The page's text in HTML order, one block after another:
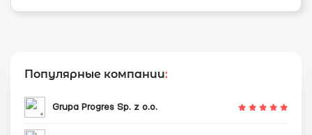
Популярные компании:
Grupa Progres Sp. z o.o.